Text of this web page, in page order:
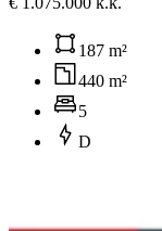
187 m²
440 m²
5
D